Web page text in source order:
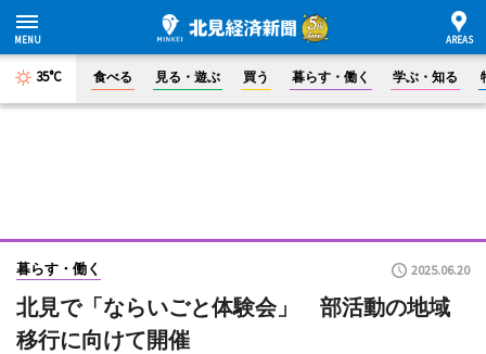
35°C 食べる 見る・遊ぶ 買う 暮らす・働く 学ぶ・知る
暮らす・働く 2025.06.20
北見で「ならいごと体験会」 部活動の地域
移行に向けて開催